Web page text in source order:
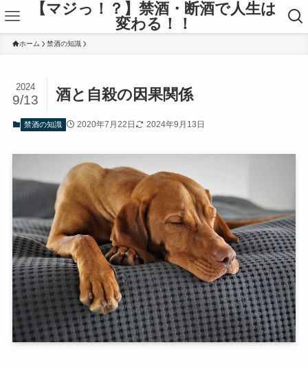
【マジっ！？】禁酒・断酒で人生は
変わる！！
ホーム 禁酒の知識
酒と自殺の因果関係
2024
9/13
禁酒の知識 2020年7月22日 2024年9月13日